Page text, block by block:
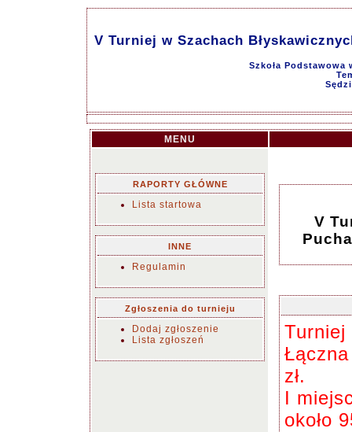
V Turniej w Szachach
Szkoła Podstawowa
MENU
RAPORTY GŁÓWNE
Lista startowa
INNE
Regulamin
Zgłoszenia do turnieju
Dodaj zgłoszenie
Lista zgłoszeń
V
Turniej
zł.
I
około